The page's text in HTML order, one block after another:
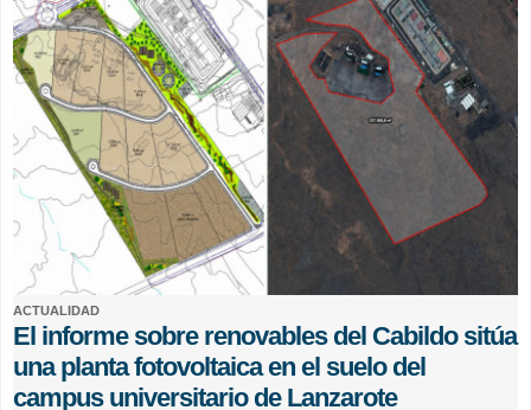
ACTUALIDAD
El informe sobre renovables del Cabildo sitúa
una planta fotovoltaica en el suelo del
campus universitario de Lanzarote